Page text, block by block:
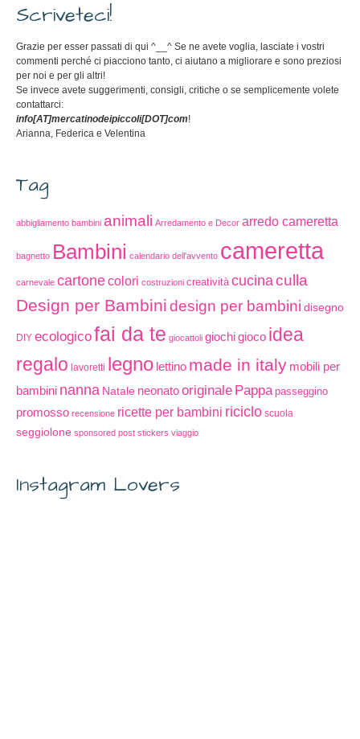
Scriveteci!
Grazie per esser passati di qui ^__^ Se ne avete voglia, lasciate i vostri
commenti perché ci piacciono tanto, ci aiutano a migliorare e sono preziosi
per noi e per gli altri!
Se invece avete suggerimenti, consigli, critiche o se semplicemente volete
contattarci:
info[AT]mercatinodeipiccoli[DOT]com!
Arianna, Federica e Velentina
Tag
abbigliamento bambini animali Arredamento e Decor arredo cameretta
bagnetto Bambini calendario dell'avvento cameretta
carnevale cartonecolori costruzioni creatività cucinaculla
Design per Bambinidesign per bambini disegno
DIY ecologicofai da te giocattoli giochigioco idea
regalo lavoretti legno lettino made in italy mobili per
bambini nanna Natale neonatooriginale Pappa passeggino
promosso recensione ricette per bambini riciclo scuola
seggiolone sponsored post stickers viaggio
Instagram Lovers